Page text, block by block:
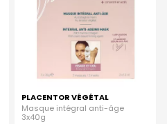
PLACENTOR VÉGÉTAL
Masque intégral anti-âge
3x40g